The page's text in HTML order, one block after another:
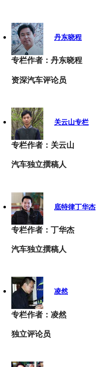
丹东晓程
专栏作者：丹东晓程
资深汽车评论员
关云山专栏
专栏作者：关云山
汽车独立撰稿人
底特律丁华杰
专栏作者：丁华杰
汽车独立撰稿人
凌然
专栏作者：凌然
独立评论员